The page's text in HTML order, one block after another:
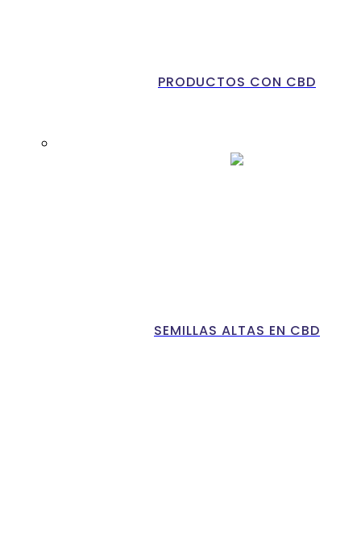
PRODUCTOS CON CBD
SEMILLAS ALTAS EN CBD